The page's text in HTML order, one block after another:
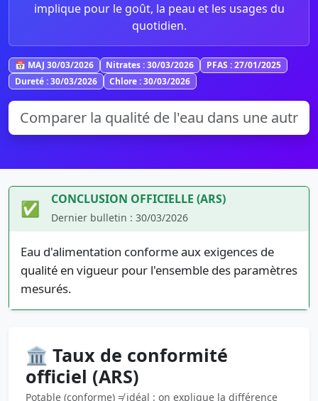
implique pour le goût, la peau et les usages du
quotidien.
📅 MAJ 30/03/2026 Nitrates : 30/03/2026
PFAS : 27/01/2025
Dureté : 30/03/2026
Chlore : 30/03/2026
✅ CONCLUSION OFFICIELLE (ARS)
Dernier bulletin : 30/03/2026
Eau d'alimentation conforme aux exigences de
qualité en vigueur pour l'ensemble des paramètres
mesurés.
🏛️ Taux de conformité
officiel (ARS)
Potable (conforme) ≠ idéal : on explique la différence